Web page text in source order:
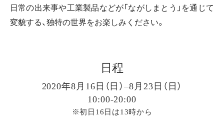
日常の出来事や工業製品などが「ながしまとう」 を通じて
変貌する、独特の世界をお楽しみください。
日程
2020年8月16日（日）–8月23日（日）
10:00-20:00
※初日16日は13時から